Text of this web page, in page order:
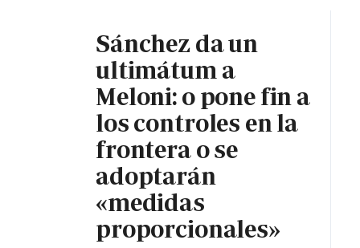
Sánchez da un
ultimátum a
Meloni: o pone fin a
los controles en la
frontera o se
adoptarán
«medidas
proporcionales»